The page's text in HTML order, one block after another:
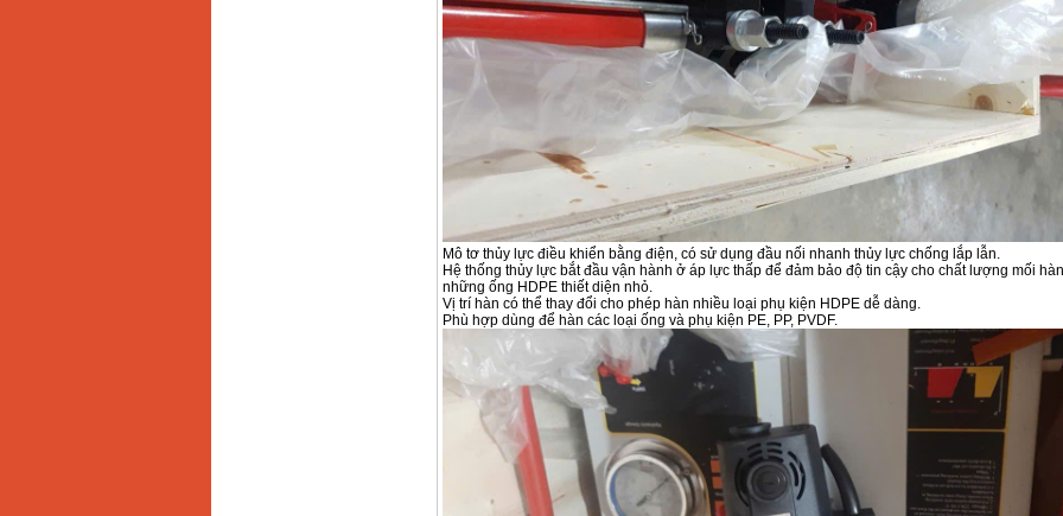
Mô tơ thủy lực điều khiển bằng điện, có sử dụng đầu nối nhanh thủy lực chống lắp lẫn.
Hệ thống thủy lực bắt đầu vận hành ở áp lực thấp để đảm bảo độ tin cậy cho chất lượng mối
những ống HDPE thiết diện nhỏ.
Vị trí hàn có thể thay đổi cho phép hàn nhiều loại phụ kiện HDPE dễ dàng.
Phù hợp dùng để hàn các loại ống và phụ kiện PE, PP, PVDF.